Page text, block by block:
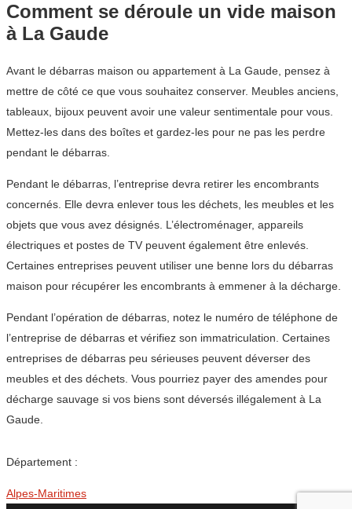
Comment se déroule un vide maison
à La Gaude
Avant le débarras maison ou appartement à La Gaude, pensez à
mettre de côté ce que vous souhaitez conserver. Meubles anciens,
tableaux, bijoux peuvent avoir une valeur sentimentale pour vous.
Mettez-les dans des boîtes et gardez-les pour ne pas les perdre
pendant le débarras.
Pendant le débarras, l’entreprise devra retirer les encombrants
concernés. Elle devra enlever tous les déchets, les meubles et les
objets que vous avez désignés. L’électroménager, appareils
électriques et postes de TV peuvent également être enlevés.
Certaines entreprises peuvent utiliser une benne lors du débarras
maison pour récupérer les encombrants à emmener à la décharge.
Pendant l’opération de débarras, notez le numéro de téléphone de
l’entreprise de débarras et vérifiez son immatriculation. Certaines
entreprises de débarras peu sérieuses peuvent déverser des
meubles et des déchets. Vous pourriez payer des amendes pour
décharge sauvage si vos biens sont déversés illégalement à La
Gaude.
Département :
Alpes-Maritimes